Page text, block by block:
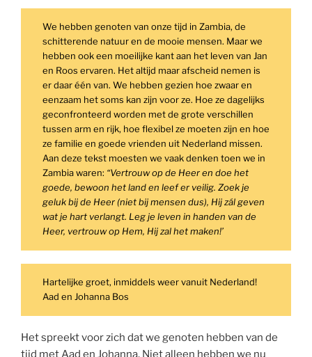
We hebben genoten van onze tijd in Zambia, de
schitterende natuur en de mooie mensen. Maar we
hebben ook een moeilijke kant aan het leven van Jan
en Roos ervaren. Het altijd maar afscheid nemen is
er daar één van. We hebben gezien hoe zwaar en
eenzaam het soms kan zijn voor ze. Hoe ze dagelijks
geconfronteerd worden met de grote verschillen
tussen arm en rijk, hoe flexibel ze moeten zijn en hoe
ze familie en goede vrienden uit Nederland missen.
Aan deze tekst moesten we vaak denken toen we in
Zambia waren: “Vertrouw op de Heer en doe het
goede, bewoon het land en leef er veilig. Zoek je
geluk bij de Heer (niet bij mensen dus), Hij zál geven
wat je hart verlangt. Leg je leven in handen van de
Heer, vertrouw op Hem, Hij zal het maken!’
Hartelijke groet, inmiddels weer vanuit Nederland!
Aad en Johanna Bos
Het spreekt voor zich dat we genoten hebben van de
tijd met Aad en Johanna. Niet alleen hebben we nu